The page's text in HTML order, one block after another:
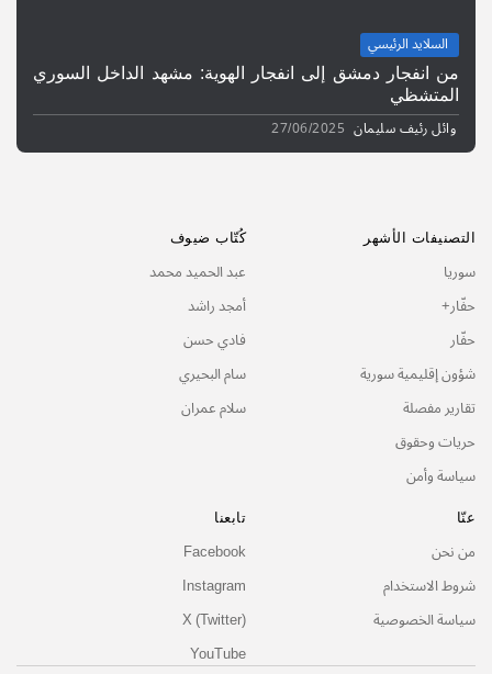
السلايد الرئيسي
من انفجار دمشق إلى انفجار الهوية: مشهد الداخل السوري
المتشظي
وائل رئيف سليمان 27/06/2025
التصنيفات الأشهر
سوريا
حفّار+
حفّار
شؤون إقليمية سورية
تقارير مفصلة
حريات وحقوق
سياسة وأمن
كُتّاب ضيوف
عبد الحميد محمد
أمجد راشد
فادي حسن
سام البحيري
سلام عمران
عنّا
من نحن
شروط الاستخدام
سياسة الخصوصية
تابعنا
Facebook
Instagram
X (Twitter)
YouTube